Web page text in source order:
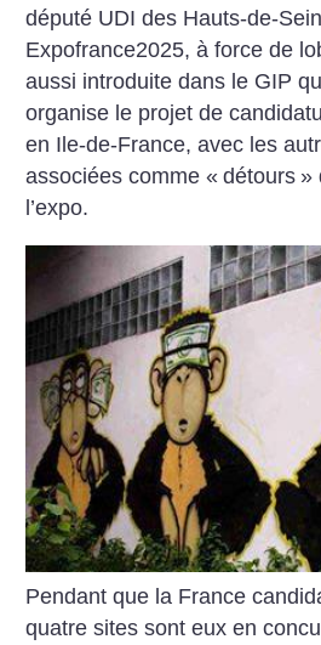
député UDI des Hauts-de-
Expofrance2025, à force de
aussi introduite dans le GIP
organise le projet de
en Ile-de-France, avec les
associées comme « détours »
l’expo.
Pendant que la France
quatre sites sont eux en